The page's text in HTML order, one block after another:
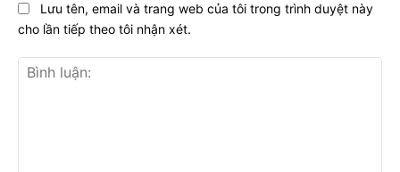
Lưu tên, email và trang web của tôi trong trình duyệt này
cho lần tiếp theo tôi nhận xét.